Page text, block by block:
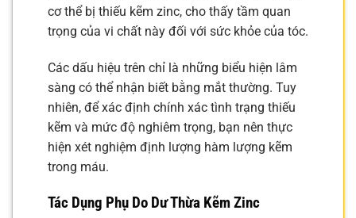
cơ thể bị thiếu kẽm zinc, cho thấy tầm quan
trọng của vi chất này đối với sức khỏe của tóc.
Các dấu hiệu trên chỉ là những biểu hiện lâm
sàng có thể nhận biết bằng mắt thường. Tuy
nhiên, để xác định chính xác tình trạng thiếu
kẽm và mức độ nghiêm trọng, bạn nên thực
hiện xét nghiệm định lượng hàm lượng kẽm
trong máu.
Tác Dụng Phụ Do Dư Thừa Kẽm Zinc